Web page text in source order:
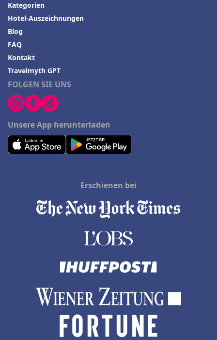
FOLGEN SIE UNS
Unsere App herunterladen
Kategorien
Hotel-Auszeichnungen
Blog
FAQ
Kontakt
Travelmyth GPT
Erschienen bei